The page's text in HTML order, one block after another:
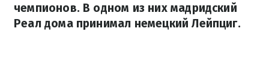
чемпионов. В одном из них мадридский
Реал дома принимал немецкий Лейпциг.